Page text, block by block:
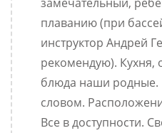
плаванию (при
инструктор Андрей
рекомендую). Кухня,
блюда наши родные.
словом.
Все в доступности.